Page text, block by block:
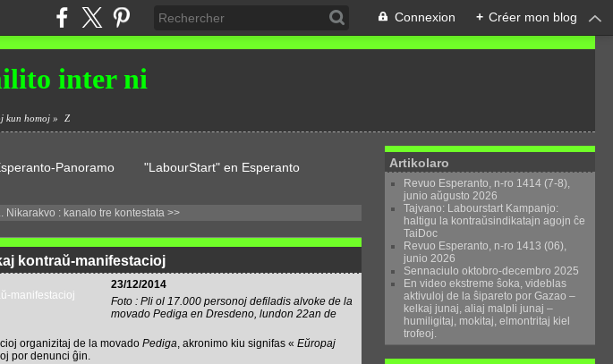
Connexion + Créer mon blog
inter ni
kun homoj » Z
Panoramo "LabourStart" en Esperanto
Nikarakvo : kanalo tre kontestata >>
kontraŭ-manifestacioj
23/12/2014
Foto : Pli ol 17.000 personoj defiladis alvoke de la
movado Pediga en Dresdeno, lundon 22an de
organizitaj de la movado Pediga, akronimo kiu signifas « Eŭropaj
por denunci ĝin.
Artikolaro
Revuo Esperanto, n-ro 1414 (7-8),
junio aŭgusto 2026
Tajvano: Labourstart Kampanjo:
haltigu la kontraŭsindikatajn agojn ĉe
TaiDoc
Revuo Esperanto, n-ro 1413 (06),
junio 2026
Sennaciulo oktobro-decembro 2025
En video ekstreme ŝoka, videblas
aktivuloj de la ŝipareto por Gazao –
kelkaj junaj, aliaj malpli junaj –
humiligitaj, mokitaj, elmontritaj kiel
trofeoj.